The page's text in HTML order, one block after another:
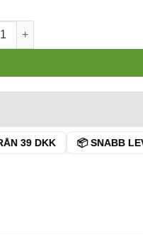
Vodka Vanilla 37,5% 70
39 DKK 📦 SNABB